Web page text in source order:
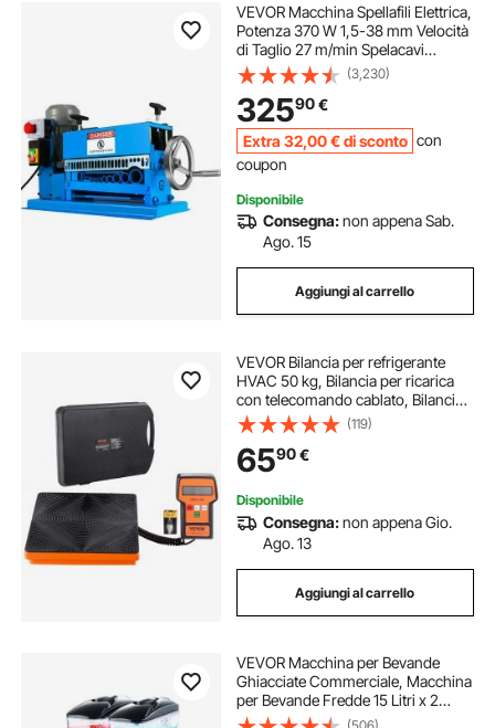
VEVOR Macchina Spellafili Elettrica,
Potenza 370 W 1,5-38 mm Velocità
di Taglio 27 m/min Spelacavi
Portatile per Il Riciclaggio del Rame
in Lega di Alluminio per Rimuovere
L'Isolamento in Plastica e Gomma.
(3,230)
32590€
Extra 32,00 €di sconto con
coupon
Disponibile
Consegna:non appena Sab.
Ago. 15
Aggiungi al carrello
VEVOR Bilancia per refrigerante
HVAC 50 kg, Bilancia per ricarica
con telecomando cablato, Bilancia
per recupero elettronico digitale ad
alta precisione da 2 g con custodia
(119)
6590€
Disponibile
Consegna:non appena Gio.
Ago. 13
Aggiungi al carrello
VEVOR Macchina per Bevande
Ghiacciate Commerciale, Macchina
per Bevande Fredde 15 Litri x 2
Drink Frullati Margarita in Acciaio